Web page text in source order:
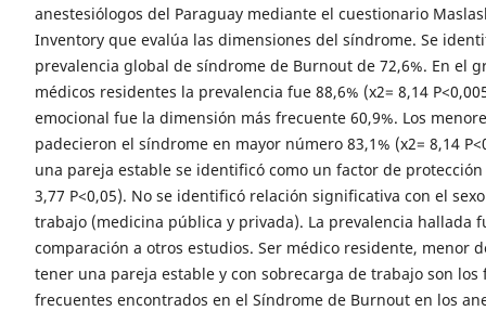
anestesiólogos del Paraguay mediante el cuestionario
Inventory que evalúa las dimensiones del síndrome. Se
prevalencia global de síndrome de Burnout de 72,6%. En el
médicos residentes la prevalencia fue 88,6% (x2= 8,14
emocional fue la dimensión más frecuente 60,9%. Los
padecieron el síndrome en mayor número 83,1% (x2= 8,14
una pareja estable se identificó como un factor de protección
3,77 P<0,05). No se identificó relación significativa con el
trabajo (medicina pública y privada). La prevalencia hallada
comparación a otros estudios. Ser médico residente, menor
tener una pareja estable y con sobrecarga de trabajo son los
frecuentes encontrados en el Síndrome de Burnout en los